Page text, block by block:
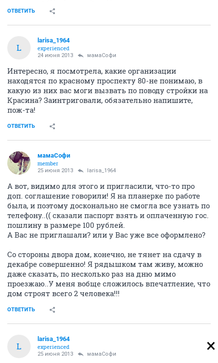
ОТВЕТИТЬ
L
larisa_1964
experienced
24 июня 2013 мамаСофи
Интересно, я посмотрела, какие организации
находятся по красному проспекту 80-не понимаю, в
какую из них вас моги вызвать по поводу стройки на
Красина? Заинтриговали, обязательно напишите,
пож-та!
ОТВЕТИТЬ
мамаСофи
member
25 июня 2013 larisa_1964
А вот, видимо для этого и пригласили, что-то про
доп. соглашение говорили! Я на планерке по работе
была, и поэтому досконально не смогла все узнать по
телефону..(( сказали паспорт взять и оплаченную гос.
пошлину в размере 100 рублей.
А Вас не приглашали? или у Вас уже все оформлено?
Со стороны двора дом, конечно, не тянет на сдачу в
декабре совершенно! Я рядышком там живу, можно
даже сказать, по несколько раз на дню мимо
проезжаю..У меня вобще сложилось впечатление, что
дом строят всего 2 человека!!!
ОТВЕТИТЬ
L
larisa_1964
experienced
25 июня 2013 мамаСофи